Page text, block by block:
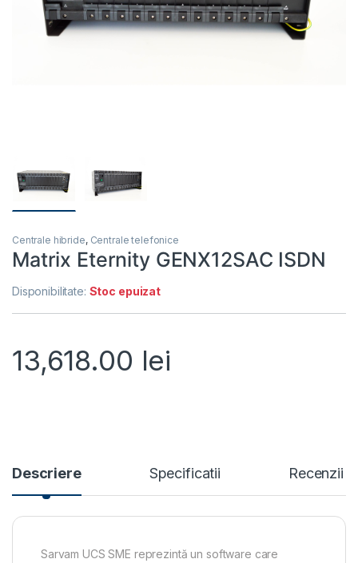
Centrale hibride, Centrale telefonice
Matrix Eternity GENX12SAC ISDN
Disponibilitate: Stoc epuizat
13,618.00 lei
Descriere Specificatii Recenzii
Sarvam UCS SME reprezintă un software care